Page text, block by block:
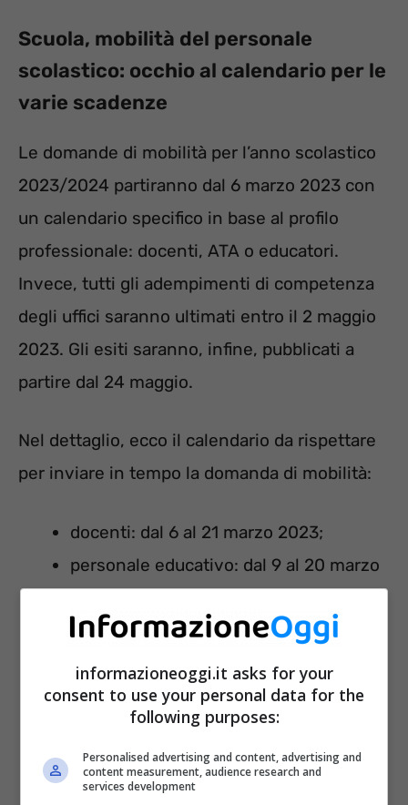
Scuola, mobilità del personale
scolastico: occhio al calendario per le
varie scadenze
Le domande di mobilità per l’anno scolastico
2023/2024 partiranno dal 6 marzo 2023 con
un calendario specifico in base al profilo
professionale: docenti, ATA o educatori.
Invece, tutti gli adempimenti di competenza
degli uffici saranno ultimati entro il 2 maggio
2023. Gli esiti saranno, infine, pubblicati a
partire dal 24 maggio.
Nel dettaglio, ecco il calendario da rispettare
per inviare in tempo la domanda di mobilità:
docenti: dal 6 al 21 marzo 2023;
personale educativo: dal 9 al 20 marzo
personale ATA: a partire dal 17 e fino al
3 aprile.
insegnanti di religione cattolica: dal 21
marzo al 17 aprile 2023. Per loro però è
disponibile una specifica ordinanza ad
hoc.
informazioneoggi.it asks for your
consent to use your personal data for the
following purposes:
Personalised advertising and content, advertising and
content measurement, audience research and
services development